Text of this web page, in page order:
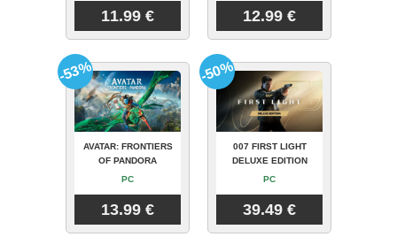
11.99 € 12.99 €
AVATAR: FRONTIERS
OF PANDORA
PC
13.99 €
-53%
007 FIRST LIGHT
DELUXE EDITION
PC
39.49 €
-50%